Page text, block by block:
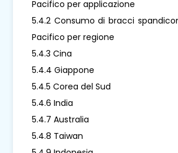
Pacifico per applicazione
5.4.2 Consumo di bracci
Pacifico per regione
5.4.3 Cina
5.4.4 Giappone
5.4.5 Corea del Sud
5.4.6 India
5.4.7 Australia
5.4.8 Taiwan